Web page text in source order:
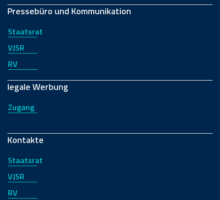
Pressebüro und Kommunikation
Staatsrat
VJSR
RV
legale Werbung
Zugang
Kontakte
Staatsrat
VJSR
RV